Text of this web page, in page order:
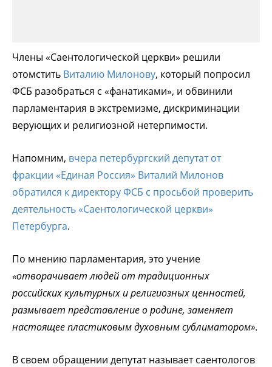
Члены «Саентологической церкви» решили
отомстить Виталию Милонову, который попросил
ФСБ разобраться с «фанатиками», и обвинили
парламентария в экстремизме, дискриминации
верующих и религиозной нетерпимости.
Напомним, вчера петербургский депутат от
фракции «Единая Россия» Виталий Милонов
обратился к директору ФСБ с просьбой проверить
деятельность «Саентологической церкви»
Петербурга.
По мнению парламентария, это учение
«отворачивает людей от традиционных
российских культурных и религиозных ценностей,
размывает представление о родине, заменяет
настоящее пластиковым духовным сублиматором».
В своем обращении депутат называет саентологов